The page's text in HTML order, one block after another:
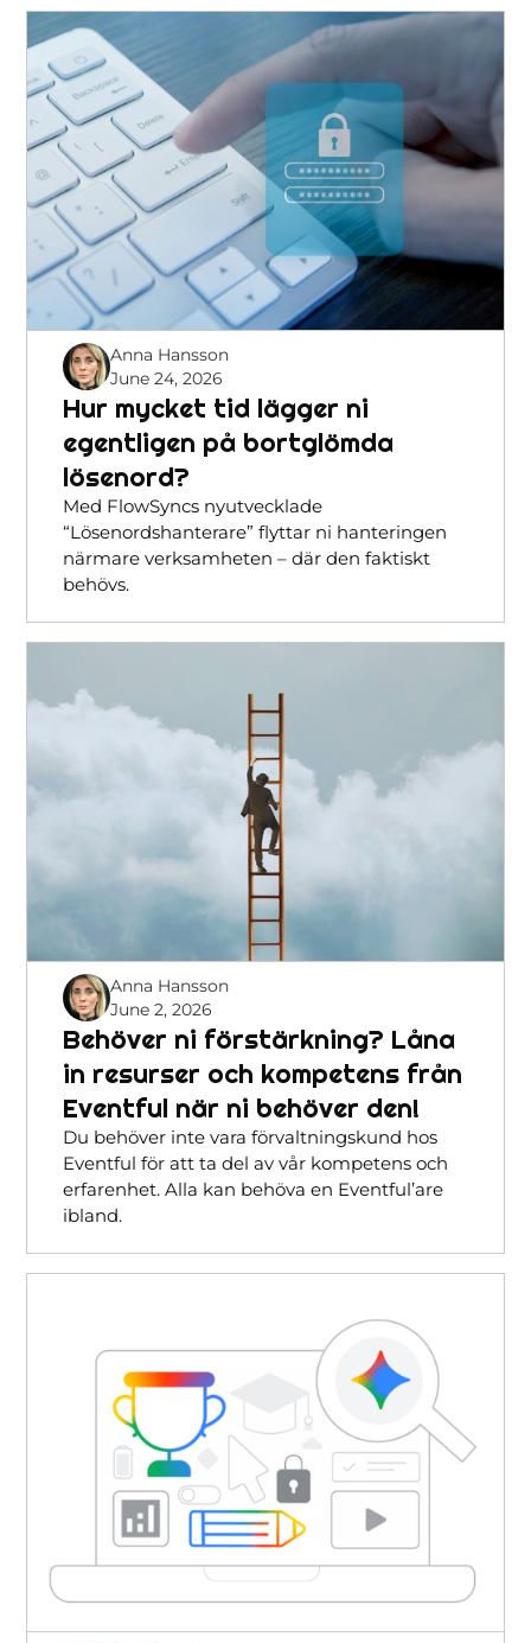
Anna Hansson
June 24, 2026
Hur mycket tid lägger ni
egentligen på bortglömda
lösenord?
Med FlowSyncs nyutvecklade
“Lösenordshanterare” flyttar ni hanteringen
närmare verksamheten – där den faktiskt
behövs.
Anna Hansson
June 2, 2026
Behöver ni förstärkning? Låna
in resurser och kompetens från
Eventful när ni behöver den!
Du behöver inte vara förvaltningskund hos
Eventful för att ta del av vår kompetens och
erfarenhet. Alla kan behöva en Eventful’are
ibland.